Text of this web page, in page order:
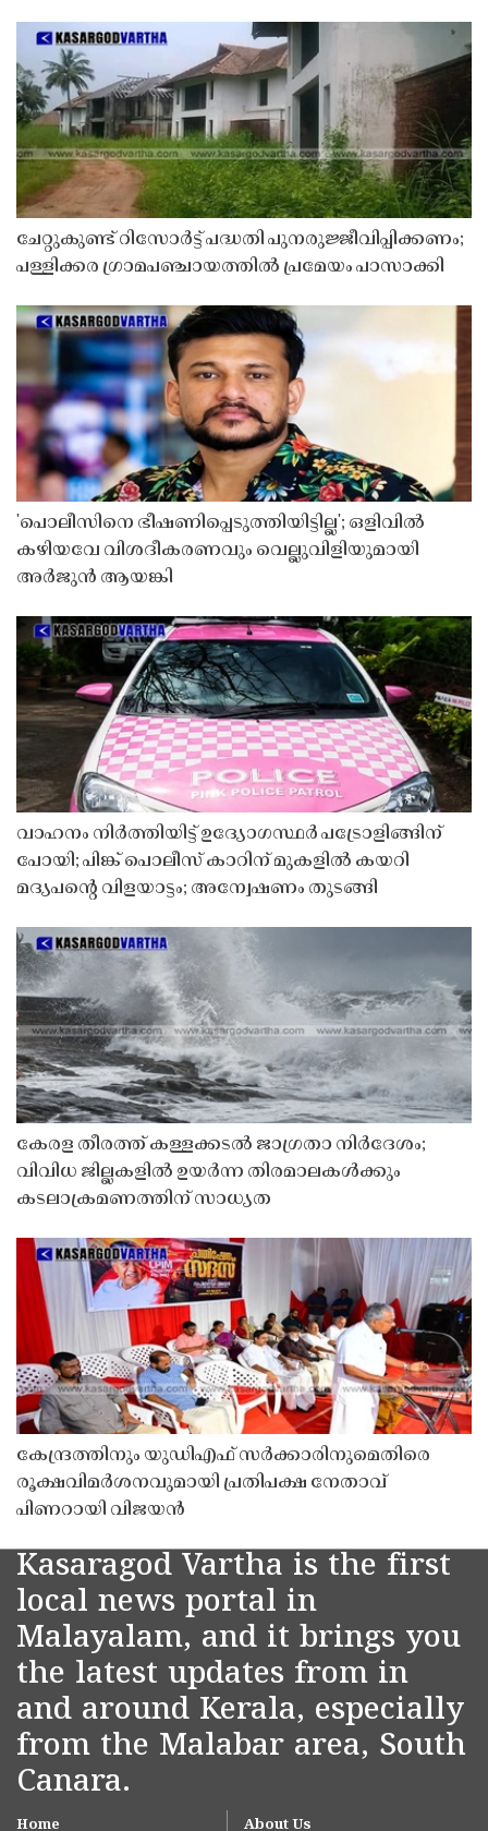
ചേറ്റുകുണ്ട് റിസോർട്ട് പദ്ധതി പുനരുജ്ജീവിപ്പിക്കണം;
പള്ളിക്കര ഗ്രാമപഞ്ചായത്തിൽ പ്രമേയം പാസാക്കി
'പൊലീസിനെ ഭീഷണിപ്പെടുത്തിയിട്ടില്ല'; ഒളിവിൽ
കഴിയവേ വിശദീകരണവും വെല്ലുവിളിയുമായി
അർജുൻ ആയങ്കി
വാഹനം നിർത്തിയിട്ട് ഉദ്യോഗസ്ഥർ പട്രോളിങ്ങിന്
പോയി; പിങ്ക് പൊലീസ് കാറിന് മുകളിൽ കയറി
മദ്യപൻ്റെ വിളയാട്ടം; അന്വേഷണം തുടങ്ങി
കേരള തീരത്ത് കള്ളക്കടൽ ജാഗ്രതാ നിർദേശം;
വിവിധ ജില്ലകളിൽ ഉയർന്ന തിരമാലകൾക്കും
കടലാക്രമണത്തിന് സാധ്യത
കേന്ദ്രത്തിനും യുഡിഎഫ് സർക്കാരിനുമെതിരെ
രൂക്ഷവിമർശനവുമായി പ്രതിപക്ഷ നേതാവ്
പിണറായി വിജയൻ
Kasaragod Vartha is the first
local news portal in
Malayalam, and it brings you
the latest updates from in
and around Kerala, especially
from the Malabar area, South
Canara.
Home About Us